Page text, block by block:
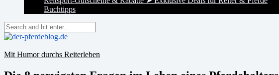
Buchtipps
Mit Humor durchs Reiterleben